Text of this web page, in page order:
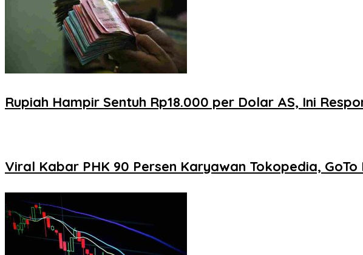
Rupiah Hampir Sentuh Rp18.000 per Dolar AS, Ini
Viral Kabar PHK 90 Persen Karyawan Tokopedia,